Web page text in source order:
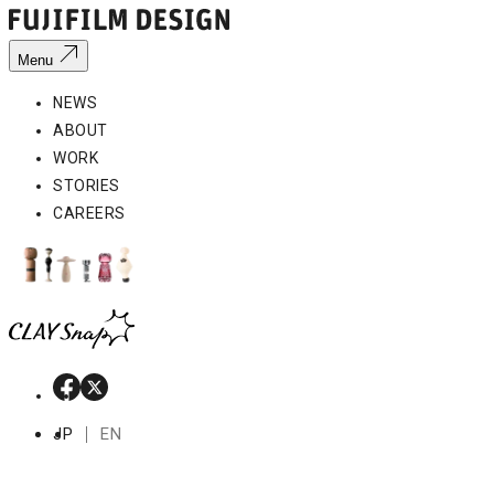
Menu
NEWS
ABOUT
WORK
STORIES
CAREERS
JP EN